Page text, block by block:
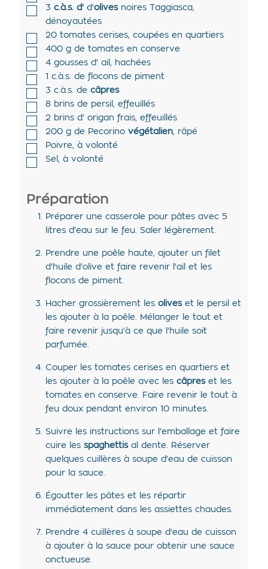
3 c.à.s. d' d'olivesnoires Taggiasca,
dénoyautées
20 tomates cerises, coupées en quartiers
400 g de tomates en conserve
4 gousses d' ail , hachées
1 c.à.s. de flocons de piment
3 c.à.s. de câpres
8 brins de persil , effeuillés
2 brins d' origan frais, effeuillés
200 g de Pecorino végétalien, râpé
Poivre, à volonté
Sel , à volonté
Préparation
Préparer une casserole pour pâtes avec 5
litres d'eau sur le feu. Saler légèrement.
Prendre une poêle haute, ajouter un filet
d'huile d'olive et faire revenir l'ail et les
flocons de piment.
Hacher grossièrement les oliveset le persil et
les ajouter à la poêle. Mélanger le tout et
faire revenir jusqu'à ce que l'huile soit
parfumée.
Couper les tomates cerises en quartiers et
les ajouter à la poêle avec les câpreset les
tomates en conserve. Faire revenir le tout à
feu doux pendant environ 10 minutes.
Suivre les instructions sur l'emballage et faire
cuire les spaghettisal dente. Réserver
quelques cuillères à soupe d'eau de cuisson
pour la sauce.
Égoutter les pâtes et les répartir
immédiatement dans les assiettes chaudes.
Prendre 4 cuillères à soupe d'eau de cuisson
à ajouter à la sauce pour obtenir une sauce
onctueuse.